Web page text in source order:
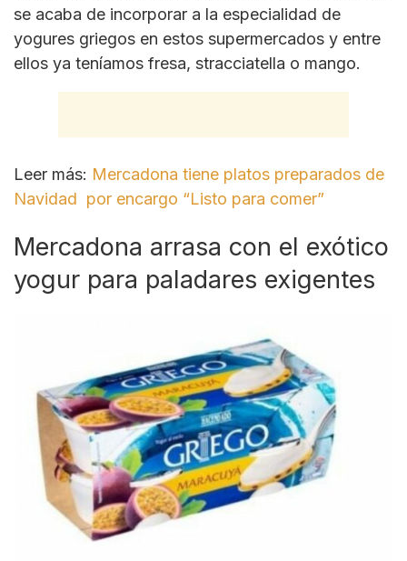
se acaba de incorporar a la especialidad de
yogures griegos en estos supermercados y entre
ellos ya teníamos fresa, stracciatella o mango.
Leer más: Mercadona tiene platos preparados de
Navidad por encargo “Listo para comer”
Mercadona arrasa con el exótico
yogur para paladares exigentes